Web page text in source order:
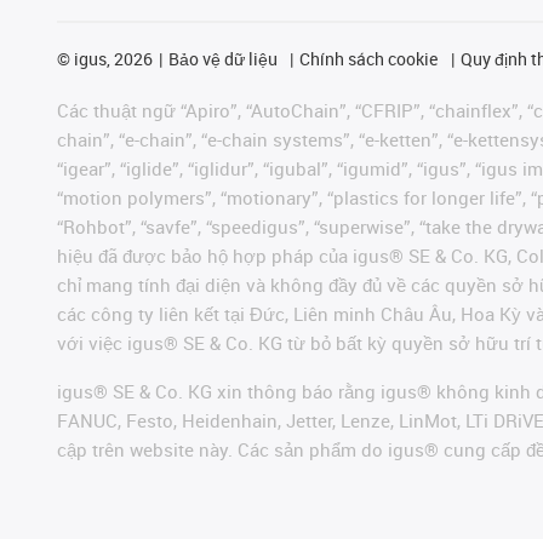
© igus, 2026 Bảo vệ dữ liệu Chính sách cookie Quy định
Các thuật ngữ “Apiro”, “AutoChain”, “CFRIP”, “chainflex”,
chain”, “e-chain”, “e-chain systems”, “e-ketten”, “e-
“igear”, “iglide”, “iglidur”, “igubal”, “igumid”, “igus”, “igus
“motion polymers”, “motionary”, “plastics for longer life”,
“Rohbot”, “savfe”, “speedigus”, “superwise”, “take the
hiệu đã được bảo hộ hợp pháp của igus® SE & Co. KG,
chỉ mang tính đại diện và không đầy đủ về các quyền sở
các công ty liên kết tại Đức, Liên minh Châu Âu, Hoa Kỳ
với việc igus® SE & Co. KG từ bỏ bất kỳ quyền sở hữu trí
igus® SE & Co. KG xin thông báo rằng igus® không kinh
FANUC, Festo, Heidenhain, Jetter, Lenze, LinMot, LTi
cập trên website này. Các sản phẩm do igus® cung cấp